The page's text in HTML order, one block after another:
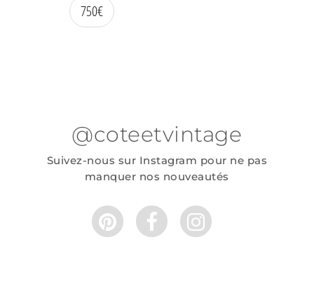
750€
@coteetvintage
Suivez-nous sur Instagram pour ne pas
manquer nos nouveautés